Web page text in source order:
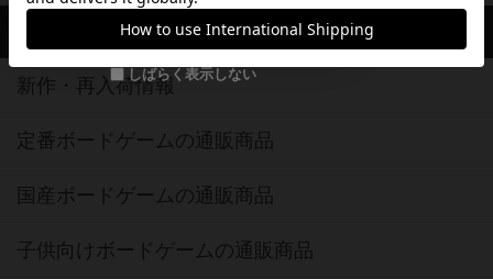
しばらく表示しない
ボードゲーム通販
新作・再入荷情報
定番ボードゲームの通販商品
国産ボードゲームの通販商品
子供向けボードゲームの通販商品